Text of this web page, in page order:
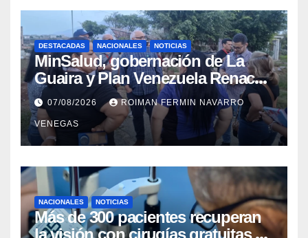
DESTACADAS NACIONALES NOTICIAS
MinSalud, gobernación de La
Guaira y Plan Venezuela Renace
iniciaron la rehabilitación integral
del Centro Psicofamiliar El Niño y
el Mar
07/08/2026 ROIMAN FERMIN NAVARRO
VENEGAS
NACIONALES NOTICIAS
Más de 300 pacientes recuperan